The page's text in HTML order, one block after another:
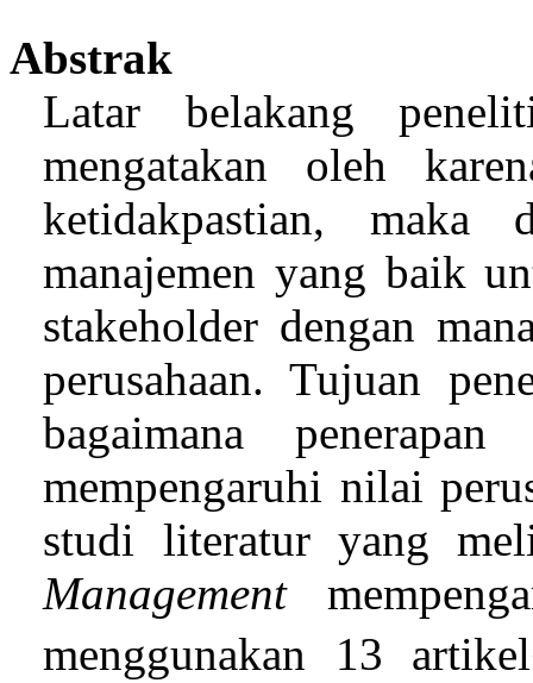
Abstrak
Latar belakang
mengatakan oleh
ketidakpastian, maka
manajemen yang baik
stakeholder dengan
perusahaan. Tujuan
bagaimana
mempengaruhi nilai
studi literatur yang
Management
menggunakan 13 artikel